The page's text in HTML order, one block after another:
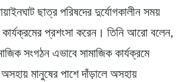
ছাত্র পরিষদের দুর্যোগকালীন সময়
প্রশংসা করেন। তিনি আরো বলেন,
সংগঠন এভাবে সামাজিক কার্যক্রমে
মানুষের পাশে দাঁড়ালে অসহায়